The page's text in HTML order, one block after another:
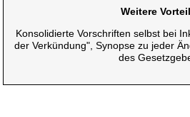
Weitere
Konsolidierte Vorschriften selbst bei
der Verkündung", Synopse zu jeder
des